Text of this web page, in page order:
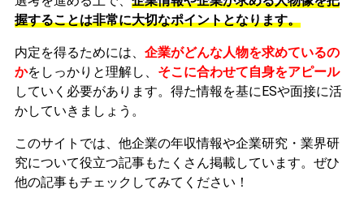
握することは非常に大切なポイントとなります。
内定を得るためには、 企業がどんな人物を求めているの
かをしっかりと理解し、 そこに合わせて自身をアピール
していく必要があります。 得た情報を基にESや面接に活
かしていきましょう。
このサイトでは、他企業の年収情報や企業研究・業界研
究について役立つ記事もたくさん掲載しています。ぜひ
他の記事もチェックしてみてください！